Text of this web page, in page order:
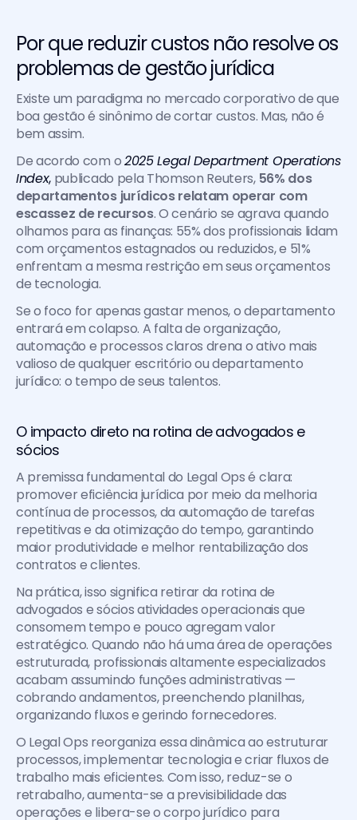
Por que reduzir custos não resolve os
problemas de gestão jurídica
Existe um paradigma no mercado corporativo de que
boa gestão é sinônimo de cortar custos. Mas, não é
bem assim.
De acordo com o 2025 Legal Department Operations
Index, publicado pela Thomson Reuters, 56% dos
departamentos jurídicos relatam operar com
escassez de recursos. O cenário se agrava quando
olhamos para as finanças: 55% dos profissionais lidam
com orçamentos estagnados ou reduzidos, e 51%
enfrentam a mesma restrição em seus orçamentos
de tecnologia.
Se o foco for apenas gastar menos, o departamento
entrará em colapso. A falta de organização,
automação e processos claros drena o ativo mais
valioso de qualquer escritório ou departamento
jurídico: o tempo de seus talentos.
O impacto direto na rotina de advogados e
sócios
A premissa fundamental do Legal Ops é clara:
promover eficiência jurídica por meio da melhoria
contínua de processos, da automação de tarefas
repetitivas e da otimização do tempo, garantindo
maior produtividade e melhor rentabilização dos
contratos e clientes.
Na prática, isso significa retirar da rotina de
advogados e sócios atividades operacionais que
consomem tempo e pouco agregam valor
estratégico. Quando não há uma área de operações
estruturada, profissionais altamente especializados
acabam assumindo funções administrativas —
cobrando andamentos, preenchendo planilhas,
organizando fluxos e gerindo fornecedores.
O Legal Ops reorganiza essa dinâmica ao estruturar
processos, implementar tecnologia e criar fluxos de
trabalho mais eficientes. Com isso, reduz-se o
retrabalho, aumenta-se a previsibilidade das
operações e libera-se o corpo jurídico para